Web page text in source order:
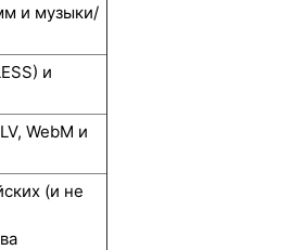
и музыки/
и
WebM и
(и не